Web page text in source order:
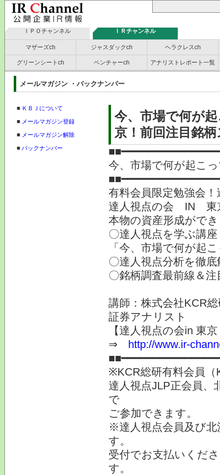
ＩＰＯチャンネル ＩＲチャンネル
マザーズch ジャスダックch ヘラクレスch
グリーンシートch ベンチャーch アナリストレポート一覧
メールマガジン ・バックナンバー
■ ＫＢＪについて
■ メールマガジン登録
■ メールマガジン解除
■ バックナンバー
今、市場で何が
京！前回注目銘
今、市場で何が起こ
有料会員限定勉強会
達人視点の会 IN 東
本物の資産形成がで
〇達人視点を学ぶ講
「今、市場で何が起
〇達人視点分析を徹底
〇銘柄調査最前線＆
講師：株式会社KCR
証券アナリス
【達人視点の会in 東
⇒ http://www.ir-
※KCR総研有料会員（
達人視点JLP正会員、
で
ご参加できます。
※達人視点会員及び
す。
受付でお支払いくだ
す。